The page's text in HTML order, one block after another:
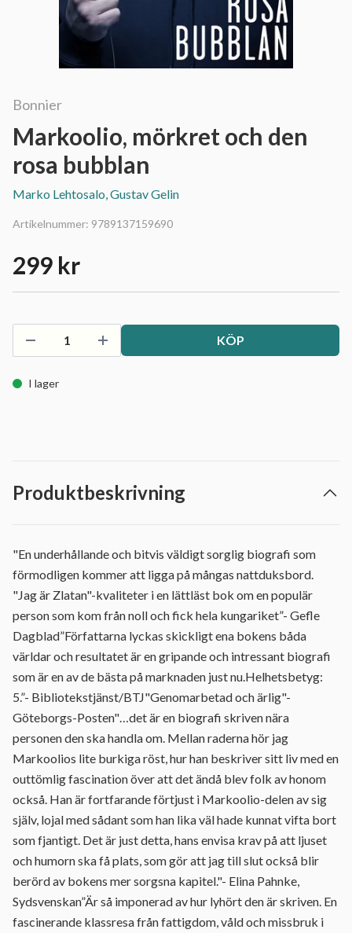
Bonnier
Markoolio, mörkret och den
rosa bubblan
Marko Lehtosalo, Gustav Gelin
Artikelnummer: 9789137159690
299 kr
KÖP
I lager
Produktbeskrivning
"En underhållande och bitvis väldigt sorglig biografi som
förmodligen kommer att ligga på mångas nattduksbord.
"Jag är Zlatan"-kvaliteter i en lättläst bok om en populär
person som kom från noll och fick hela kungariket”- Gefle
Dagblad”Författarna lyckas skickligt ena bokens båda
världar och resultatet är en gripande och intressant biografi
som är en av de bästa på marknaden just nu.Helhetsbetyg:
5.”- Bibliotekstjänst/BTJ"Genomarbetad och ärlig"-
Göteborgs-Posten"…det är en biografi skriven nära
personen den ska handla om. Mellan raderna hör jag
Markoolios lite burkiga röst, hur han beskriver sitt liv med en
outtömlig fascination över att det ändå blev folk av honom
också. Han är fortfarande förtjust i Markoolio-delen av sig
själv, lojal med sådant som han lika väl hade kunnat vifta bort
som fjantigt. Det är just detta, hans envisa krav på att ljuset
och humorn ska få plats, som gör att jag till slut också blir
berörd av bokens mer sorgsna kapitel."- Elina Pahnke,
Sydsvenskan”Är så imponerad av hur lyhört den är skriven. En
fascinerande klassresa från fattigdom, våld och missbruk i